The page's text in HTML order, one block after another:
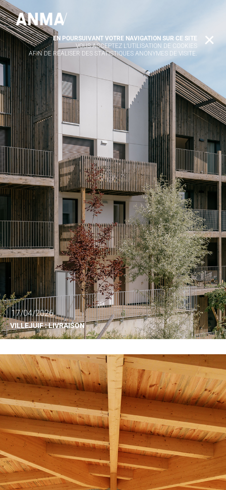
VILLEJUIF : LIVRAISON
17/04/2026
EN POURSUIVANT VOTRE NAVIGATION SUR CE SITE
VOUS ACCEPTEZ L’UTILISATION DE COOKIES
AFIN DE RÉALISER DES STATISTIQUES ANONYMES DE VISITE.
X